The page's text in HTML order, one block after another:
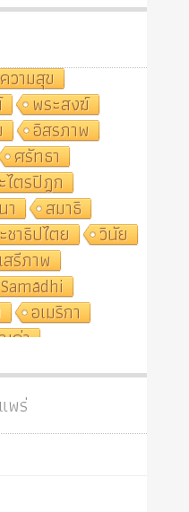
ความสุข
พระสงฆ์
อิสรภาพ
ศรัทธา
ไตรปิฎก
า
สมาธิ
ชาธิปไตย
วินัย
สรีภาพ
Samādhi
อเมริกา
ค่า
ำชาติ
รรมชาติ
พร่